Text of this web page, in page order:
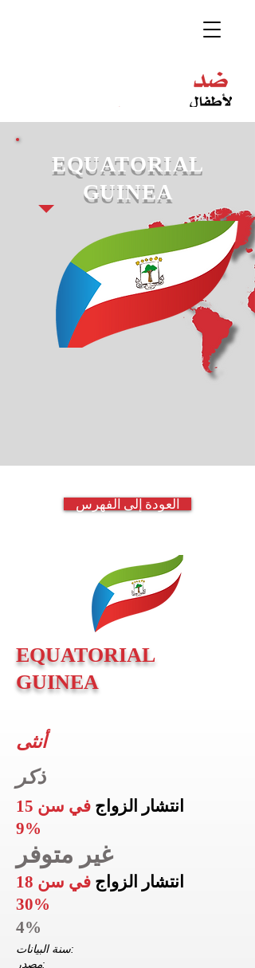
EQUATORIAL
GUINEA
العودة إلى الفهرس
EQUATORIAL
GUINEA
أنثى
ذكر
انتشار الزواج في سن 15
9%
غير متوفر
انتشار الزواج في سن 18
30%
4%
سنة البيانات:
مصدر: